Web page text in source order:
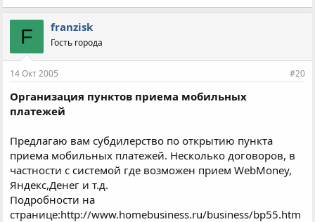
F franzisk
Гость города
14 Окт 2005 #20
Организация пунктов приема мобильных
платежей
Предлагаю вам субдилерство по открытию пункта
приема мобильных платежей. Несколько договоров, в
частности с системой где возможен прием WebMoney,
Яндекс,Денег и т.д.
Подробности на
странице:http://www.homebusiness.ru/business/bp55.htm